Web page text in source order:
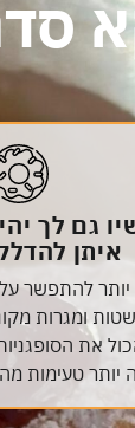
גם לך
איתן
להתפשר
ומגרות
את
יותר טעימות